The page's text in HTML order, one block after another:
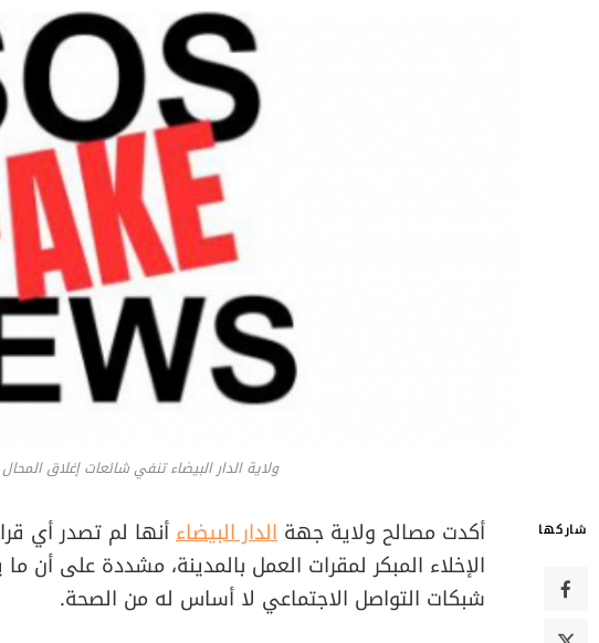
ولاية الدار البيضاء تنفي شائعات إغلاق
شاركها أكدت مصالح ولاية جهة الدار البيضاءأنها لم تصدر أي
الإخلاء المبكر لمقرات العمل بالمدينة، مشددة على أن
شبكات التواصل الاجتماعي لا أساس له من الصحة.